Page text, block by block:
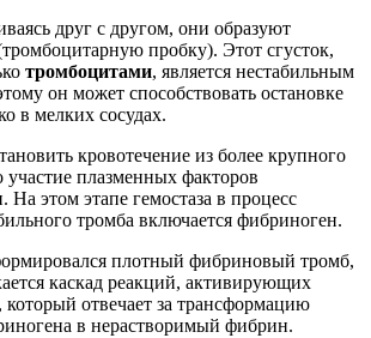
друг с другом, они образуют
пробку). Этот сгусток,
тромбоцитами, является нестабильным
он может способствовать остановке
в мелких сосудах.
кровотечение из более крупного
участие плазменных факторов
На этом этапе гемостаза в процесс
тромба включается фибриноген.
плотный фибриновый тромб,
каскад реакций, активирующих
отвечает за трансформацию
в нерастворимый фибрин.